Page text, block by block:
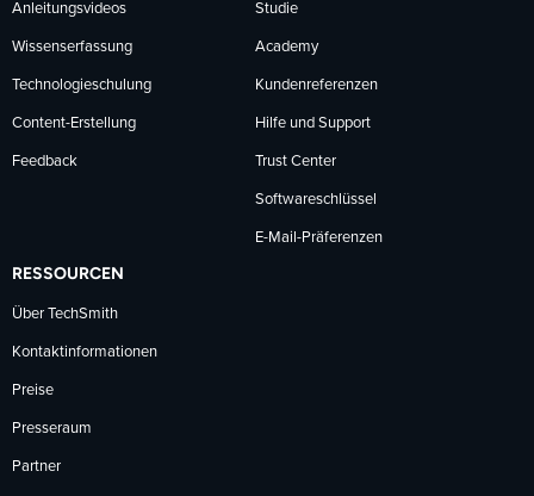
Anleitungsvideos
Wissenserfassung
Technologieschulung
Content-Erstellung
Feedback
Studie
Academy
Kundenreferenzen
Hilfe und Support
Trust Center
Softwareschlüssel
E-Mail-Präferenzen
RESSOURCEN
Über TechSmith
Kontaktinformationen
Preise
Presseraum
Partner